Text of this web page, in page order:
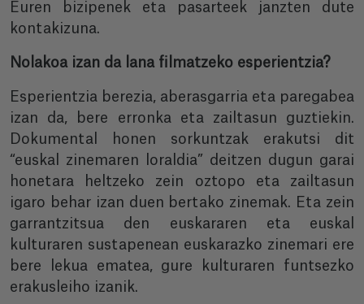
Euren bizipenek eta pasarteek janzten dute
kontakizuna.
Nolakoa izan da lana filmatzeko esperientzia?
Esperientzia berezia, aberasgarria eta paregabea
izan da, bere erronka eta zailtasun guztiekin.
Dokumental honen sorkuntzak erakutsi dit
“euskal zinemaren loraldia” deitzen dugun garai
honetara heltzeko zein oztopo eta zailtasun
igaro behar izan duen bertako zinemak. Eta zein
garrantzitsua den euskararen eta euskal
kulturaren sustapenean euskarazko zinemari ere
bere lekua ematea, gure kulturaren funtsezko
erakusleiho izanik.